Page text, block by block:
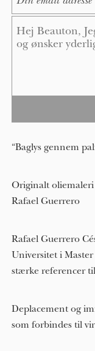
“Baglys gennem
Originalt
Rafael Guerrero
Rafael Guerrero
Universitet i
stærke referencer
Deplacement og
som forbindes til